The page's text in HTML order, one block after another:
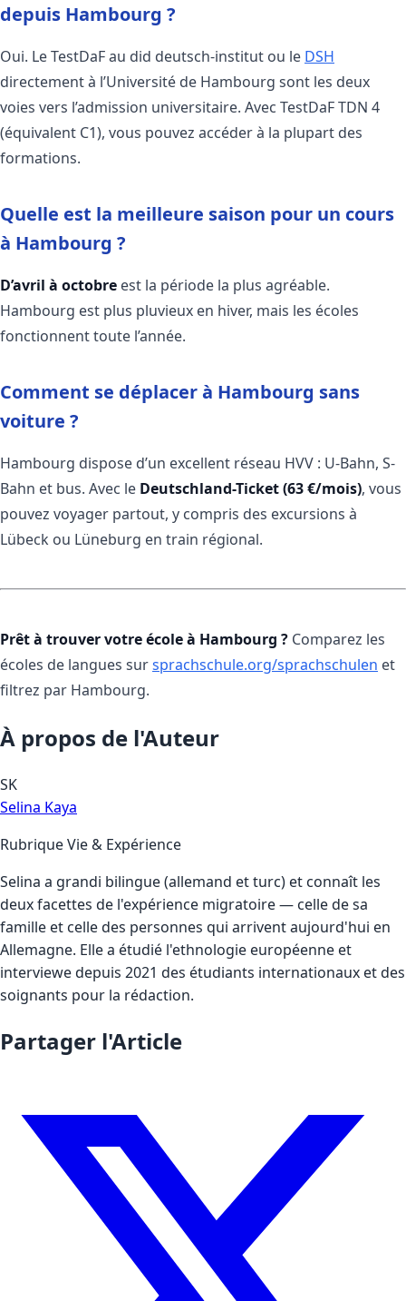
depuis Hambourg ?
Oui. Le TestDaF au did deutsch-institut ou le DSH
directement à l’Université de Hambourg sont les deux
voies vers l’admission universitaire. Avec TestDaF TDN 4
(équivalent C1), vous pouvez accéder à la plupart des
formations.
Quelle est la meilleure saison pour un cours
à Hambourg ?
D’avril à octobre est la période la plus agréable.
Hambourg est plus pluvieux en hiver, mais les écoles
fonctionnent toute l’année.
Comment se déplacer à Hambourg sans
voiture ?
Hambourg dispose d’un excellent réseau HVV : U-Bahn, S-
Bahn et bus. Avec le Deutschland-Ticket (63 €/mois), vous
pouvez voyager partout, y compris des excursions à
Lübeck ou Lüneburg en train régional.
Prêt à trouver votre école à Hambourg ? Comparez les
écoles de langues sursprachschule.org/sprachschulen et
filtrez par Hambourg.
À propos de l'Auteur
SK
Selina Kaya
Rubrique Vie & Expérience
Selina a grandi bilingue (allemand et turc) et connaît les
deux facettes de l'expérience migratoire — celle de sa
famille et celle des personnes qui arrivent aujourd'hui en
Allemagne. Elle a étudié l'ethnologie européenne et
interviewe depuis 2021 des étudiants internationaux et des
soignants pour la rédaction.
Partager l'Article